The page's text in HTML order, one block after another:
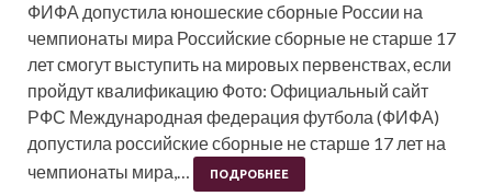
ФИФА допустила юношеские сборные России на
чемпионаты мира Российские сборные не старше 17
лет смогут выступить на мировых первенствах, если
пройдут квалификацию Фото: Официальный сайт
РФС Международная федерация футбола (ФИФА)
допустила российские сборные не старше 17 лет на
чемпионаты мира,…
ПОДРОБНЕЕ